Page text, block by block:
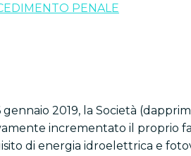
PENALE
2019, la Società
incrementato il proprio
di energia idroelettrica e